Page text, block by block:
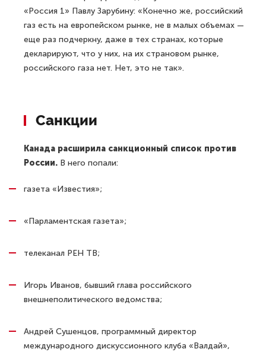
«Россия 1» Павлу Зарубину: «Конечно же, российский
газ есть на европейском рынке, не в малых объемах —
еще раз подчеркну, даже в тех странах, которые
декларируют, что у них, на их страновом рынке,
российского газа нет. Нет, это не так».
Санкции
Канада расширила санкционный список против
России. В него попали:
газета «Известия»;
«Парламентская газета»;
телеканал РЕН ТВ;
Игорь Иванов, бывший глава российского
внешнеполитического ведомства;
Андрей Сушенцов, программный директор
международного дискуссионного клуба «Валдай»,